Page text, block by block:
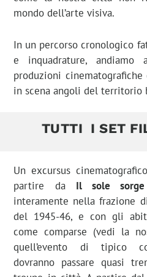
mondo dell’arte visiva.
In un percorso cronologico
e inquadrature, andiamo
produzioni
in scena angoli del territorio
TUTTI I SET
Un excursus
partire da Il sole sorge
interamente nella frazione
del 1945-46, e con gli
come comparse (vedi la
quell’evento di tipico
dovranno passare quasi